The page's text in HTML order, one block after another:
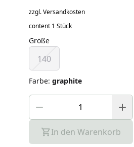
zzgl. Versandkosten
content 1 Stück
Größe
140
Farbe: graphite
In den Warenkorb